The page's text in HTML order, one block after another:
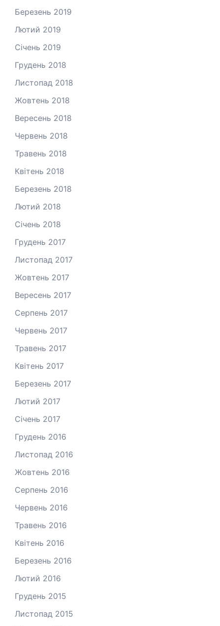
Березень 2019
Лютий 2019
Січень 2019
Грудень 2018
Листопад 2018
Жовтень 2018
Вересень 2018
Червень 2018
Травень 2018
Квітень 2018
Березень 2018
Лютий 2018
Січень 2018
Грудень 2017
Листопад 2017
Жовтень 2017
Вересень 2017
Серпень 2017
Червень 2017
Травень 2017
Квітень 2017
Березень 2017
Лютий 2017
Січень 2017
Грудень 2016
Листопад 2016
Жовтень 2016
Серпень 2016
Червень 2016
Травень 2016
Квітень 2016
Березень 2016
Лютий 2016
Грудень 2015
Листопад 2015